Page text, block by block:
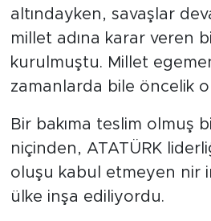
altındayken, savaşlar
millet adına karar veren
kurulmuştu. Millet
zamanlarda bile öncelik
Bir bakıma teslim olmuş
niçinden, ATATÜRK
oluşu kabul etmeyen nir
ülke inşa ediliyordu.